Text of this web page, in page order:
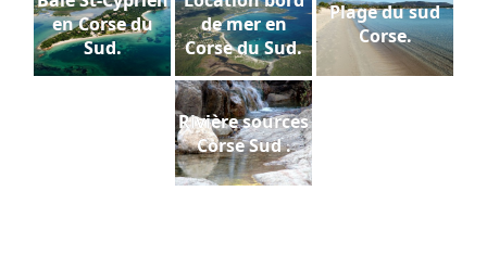
en Corse du
Sud.
de mer en
Corse du Sud.
Plage du sud
Corse.
Rivière sources
Corse Sud .